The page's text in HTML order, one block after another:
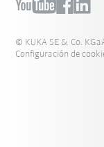
© KUKA SE & Co.
Configuración de